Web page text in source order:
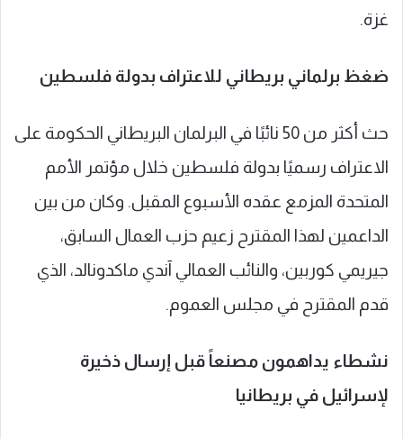
غزة.
ضغظ برلماني بريطاني للاعتراف بدولة فلسطين
‏حث أكثر من 50 نائبًا في البرلمان البريطاني الحكومة على
الاعتراف رسميًا بدولة فلسطين خلال مؤتمر الأمم
المتحدة المزمع عقده الأسبوع المقبل. وكان من بين
الداعمين لهذا المقترح زعيم حزب العمال السابق،
جيريمي كوربين، والنائب العمالي آندي ماكدونالد، الذي
قدم المقترح في مجلس العموم.
نشطاء يداهمون مصنعاً قبل إرسال ذخيرة
لإسرائيل في بريطانيا